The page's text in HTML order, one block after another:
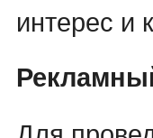
интерес и